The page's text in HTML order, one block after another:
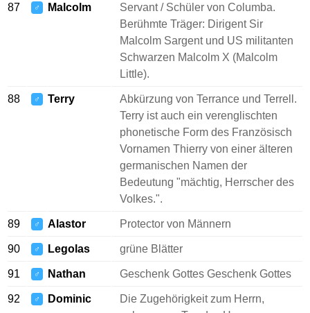
87 ♂ Malcolm
Servant / Schüler von Columba.
Berühmte Träger: Dirigent Sir
Malcolm Sargent und US militanten
Schwarzen Malcolm X (Malcolm
Little).
88 ♂ Terry
Abkürzung von Terrance und Terrell.
Terry ist auch ein verenglischten
phonetische Form des Französisch
Vornamen Thierry von einer älteren
germanischen Namen der
Bedeutung "mächtig, Herrscher des
Volkes.".
89 ♂ Alastor Protector von Männern
90 ♂ Legolas grüne Blätter
91 ♂ Nathan Geschenk Gottes Geschenk Gottes
92 ♂ Dominic
Die Zugehörigkeit zum Herrn,